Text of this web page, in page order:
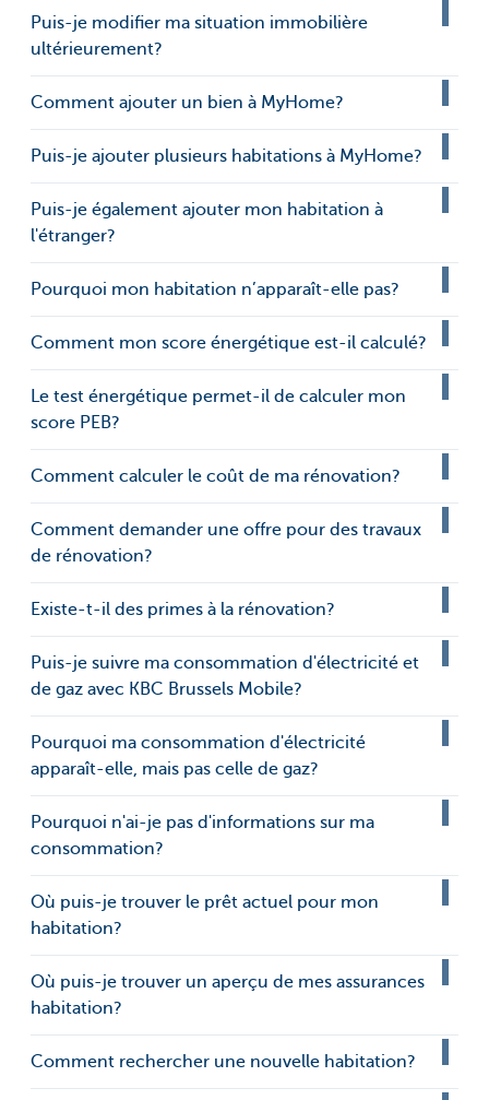
Puis-je modifier ma situation immobilière
ultérieurement?
Comment ajouter un bien à MyHome?
Puis-je ajouter plusieurs habitations à MyHome?
Puis-je également ajouter mon habitation à
l'étranger?
Pourquoi mon habitation n’apparaît-elle pas?
Comment mon score énergétique est-il calculé?
Le test énergétique permet-il de calculer mon
score PEB?
Comment calculer le coût de ma rénovation?
Comment demander une offre pour des travaux
de rénovation?
Existe-t-il des primes à la rénovation?
Puis-je suivre ma consommation d'électricité et
de gaz avec KBC Brussels Mobile?
Pourquoi ma consommation d'électricité
apparaît-elle, mais pas celle de gaz?
Pourquoi n'ai-je pas d'informations sur ma
consommation?
Où puis-je trouver le prêt actuel pour mon
habitation?
Où puis-je trouver un aperçu de mes assurances
habitation?
Comment rechercher une nouvelle habitation?